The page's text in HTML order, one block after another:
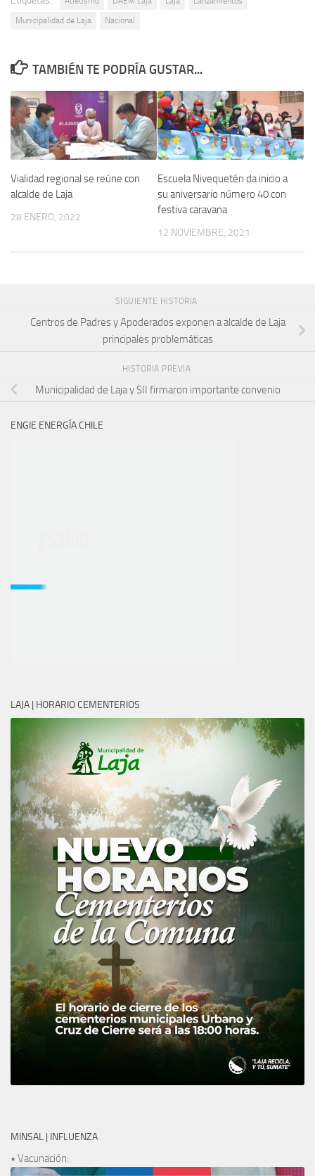
Municipalidad de Laja
Nacional
TAMBIÉN TE PODRÍA GUSTAR...
Vialidad regional se reúne con
alcalde de Laja
28 ENERO, 2022
Escuela Nivequetén da inicio a
su aniversario número 40 con
festiva caravana
12 NOVIEMBRE, 2021
SIGUIENTE HISTORIA
Centros de Padres y Apoderados exponen a alcalde de Laja
principales problemáticas
HISTORIA PREVIA
Municipalidad de Laja y SII firmaron importante convenio
ENGIE ENERGÍA CHILE
LAJA | HORARIO CEMENTERIOS
MINSAL | INFLUENZA
• Vacunación: